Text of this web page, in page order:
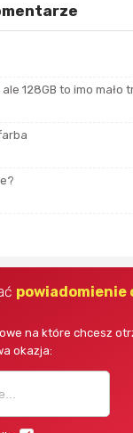
128GB to imo mało
powiadomienie
na które chcesz
okazja: